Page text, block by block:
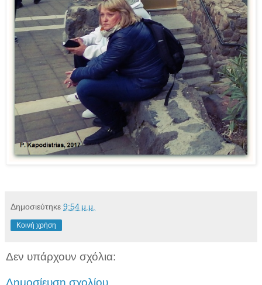
Δημοσιεύτηκε 9:54 μ.μ.
Κοινή χρήση
Δεν υπάρχουν σχόλια:
Δημοσίευση σχολίου